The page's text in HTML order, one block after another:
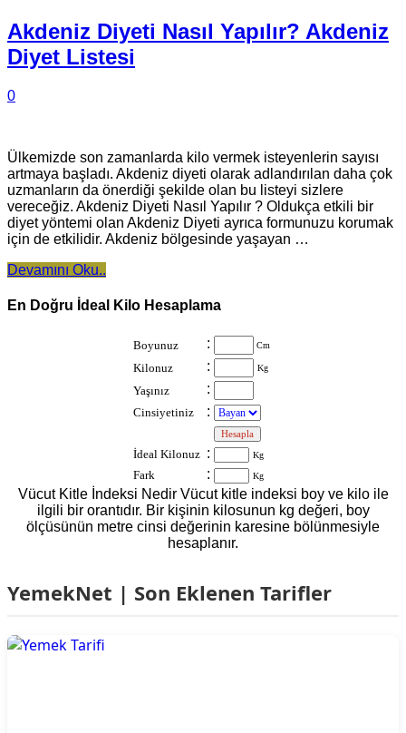
Akdeniz Diyeti Nasıl Yapılır? Akdeniz
Diyet Listesi
0
Ülkemizde son zamanlarda kilo vermek isteyenlerin sayısı
artmaya başladı. Akdeniz diyeti olarak adlandırılan daha çok
uzmanların da önerdiği şekilde olan bu listeyi sizlere
vereceğiz. Akdeniz Diyeti Nasıl Yapılır ? Oldukça etkili bir
diyet yöntemi olan Akdeniz Diyeti ayrıca formunuzu korumak
için de etkilidir. Akdeniz bölgesinde yaşayan …
Devamını Oku..
En Doğru İdeal Kilo Hesaplama
Boyunuz : Cm
Kilonuz : Kg
Yaşınız :
Cinsiyetiniz
:
İdeal Kilonuz : Kg
Fark : Kg
Vücut Kitle İndeksi Nedir Vücut kitle indeksi boy ve kilo ile
ilgili bir orantıdır. Bir kişinin kilosunun kg değeri, boy
ölçüsünün metre cinsi değerinin karesine bölünmesiyle
hesaplanır.
YemekNet | Son Eklenen Tarifler